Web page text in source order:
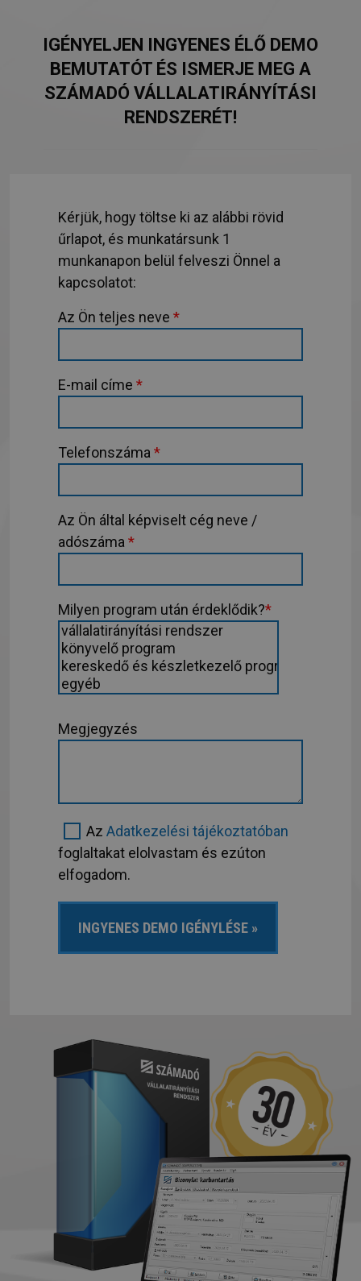
IGÉNYELJEN INGYENES ÉLŐ DEMO
BEMUTATÓT ÉS ISMERJE MEG A
SZÁMADÓ VÁLLALATIRÁNYÍTÁSI
RENDSZERÉT!
Kérjük, hogy töltse ki az alábbi rövid
űrlapot, és munkatársunk 1
munkanapon belül felveszi Önnel a
kapcsolatot:
Az Ön teljes neve *
E-mail címe *
Telefonszáma*
Az Ön által képviselt cég neve /
adószáma*
Milyen program után érdeklődik?*
Megjegyzés
Az Adatkezelési tájékoztatóban
foglaltakat elolvastam és ezúton
elfogadom.